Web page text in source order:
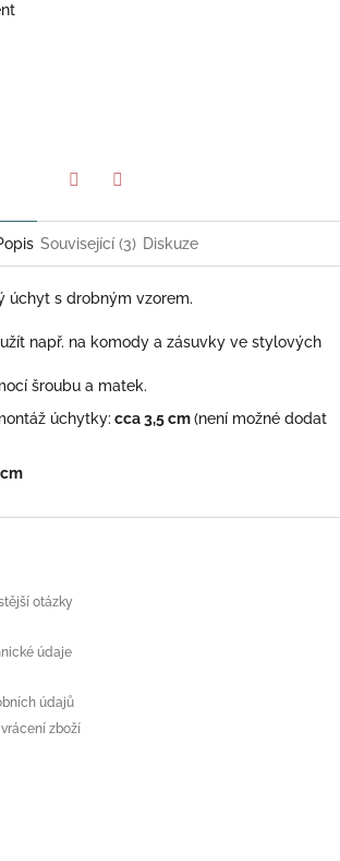
Související (3) Diskuze
úchyt s drobným vzorem.
např. na komody a zásuvky ve stylových
šroubu a matek.
úchytky: cca 3,5 cm(není možné dodat
otázky
údaje
údajů
zboží